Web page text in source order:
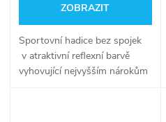
ZOBRAZIT
Sportovní hadice bez spojek
v atraktivní reflexní barvě
vyhovující nejvyšším nárokům